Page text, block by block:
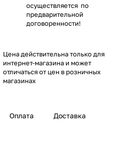
осуществляется по
предварительной
договоренности!
Цена действительна только для
интернет-магазина и может
отличаться от цен в розничных
магазинах
Оплата Доставка